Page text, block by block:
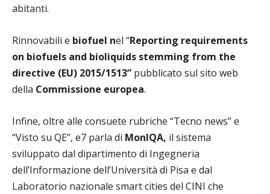
abitanti.
Rinnovabili e biofuel nel “Reporting requirements
on biofuels and bioliquids stemming from the
directive (EU) 2015/1513” pubblicato sul sito web
della Commissione europea.
Infine, oltre alle consuete rubriche “Tecno news” e
“Visto su QE”, e7 parla di MonIQA, il sistema
sviluppato dal dipartimento di Ingegneria
dell’Informazione dell’Università di Pisa e dal
Laboratorio nazionale smart cities del CINI che